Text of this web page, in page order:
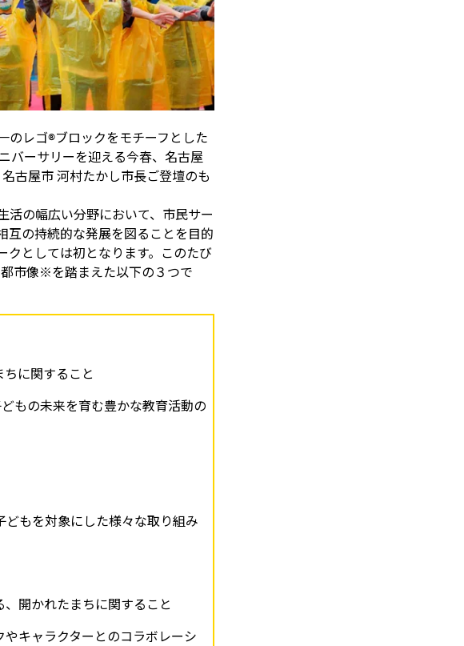
のレゴ®ブロックをモチーフとした
バーサリーを迎える今春、名古屋
古屋市 河村たかし市長ご登壇のも
活の幅広い分野において、市民サー
互の持続的な発展を図ることを目的
クとしては初となります。このたび
市像※を踏まえた以下の３つで
に関すること
もの未来を育む豊かな教育活動の
どもを対象にした様々な取り組み
開かれたまちに関すること
キャラクターとのコラボレーシ